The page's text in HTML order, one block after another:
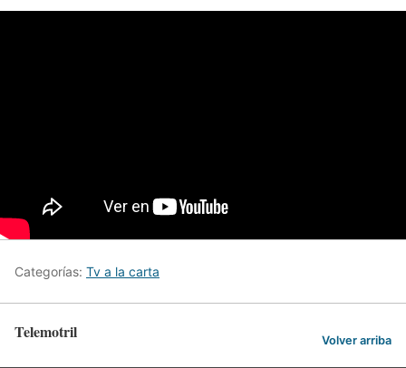
Categorías: Tv a la carta
Telemotril Volver arriba